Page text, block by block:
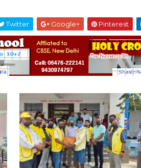
Twitter Google+ Pinterest